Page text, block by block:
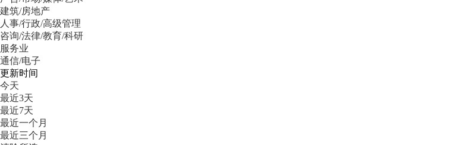
建筑/房地产
人事/行政/高级管理
咨询/法律/教育/科研
服务业
通信/电子
更新时间
今天
最近3天
最近7天
最近一个月
最近三个月